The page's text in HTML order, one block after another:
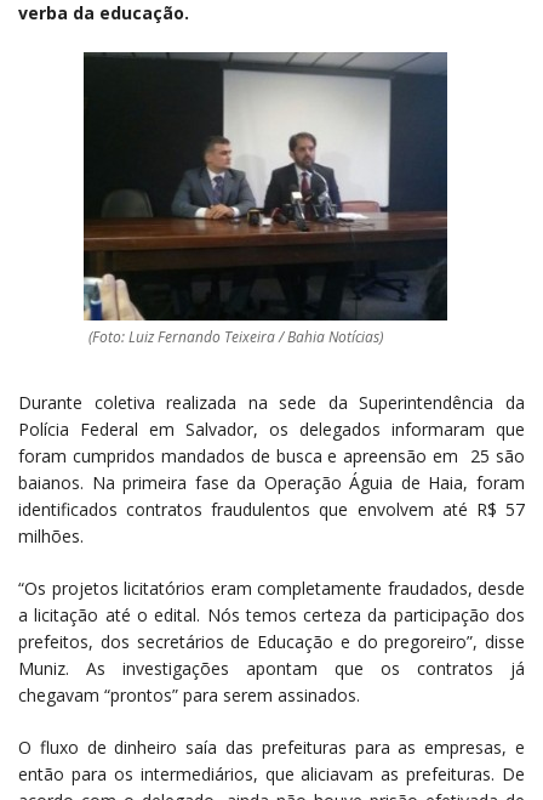
verba da educação.
(Foto: Luiz Fernando Teixeira / Bahia Notícias)
Durante coletiva realizada na sede da Superintendência da
Polícia Federal em Salvador, os delegados informaram que
foram cumpridos mandados de busca e apreensão em 25 são
baianos. Na primeira fase da Operação Águia de Haia, foram
identificados contratos fraudulentos que envolvem até R$ 57
milhões.
“Os projetos licitatórios eram completamente fraudados, desde
a licitação até o edital. Nós temos certeza da participação dos
prefeitos, dos secretários de Educação e do pregoreiro”, disse
Muniz. As investigações apontam que os contratos já
chegavam “prontos” para serem assinados.
O fluxo de dinheiro saía das prefeituras para as empresas, e
então para os intermediários, que aliciavam as prefeituras. De